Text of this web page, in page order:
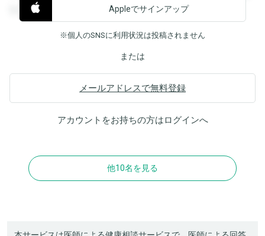
覧することができます。
Appleでサインアップ
※個人のSNSに利用状況は投稿されません
または
メールアドレスで無料登録
アカウントをお持ちの方はログインへ
他10名を見る